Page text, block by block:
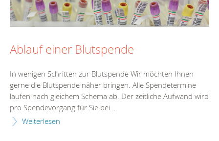
Ablauf einer Blutspende
In wenigen Schritten zur Blutspende Wir möchten Ihnen
gerne die Blutspende näher bringen. Alle Spendetermine
laufen nach gleichem Schema ab. Der zeitliche Aufwand wird
pro Spendevorgang für Sie bei...
Weiterlesen